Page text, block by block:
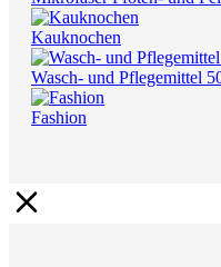
Kauknochen
Wasch- und Pflegemittel
Fashion